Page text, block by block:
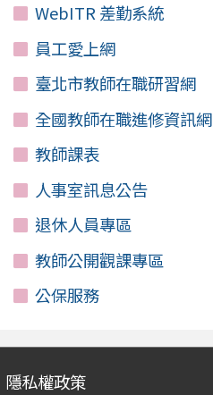
WebITR 差勤系統
員工愛上網
臺北市教師在職研習網
全國教師在職進修資訊網
教師課表
人事室訊息公告
退休人員專區
教師公開觀課專區
公保服務
隱私權政策